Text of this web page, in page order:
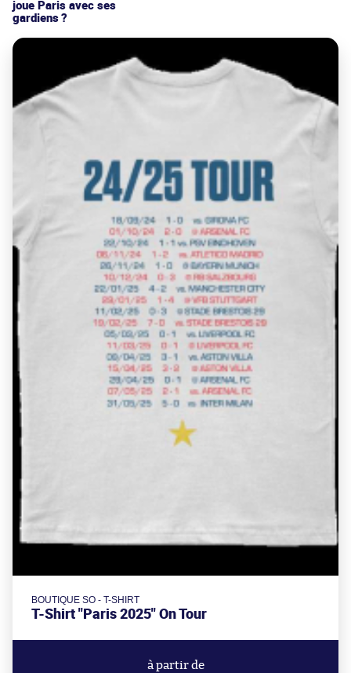
joue Paris avec ses
gardiens ?
BOUTIQUE SO - T-SHIRT
T-Shirt "Paris 2025" On Tour
à partir de